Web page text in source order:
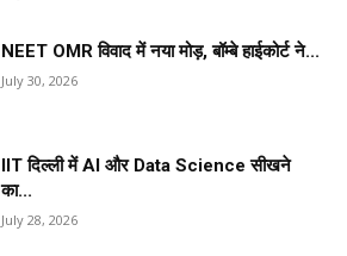
NEET OMR विवाद में नया मोड़, बॉम्बे हाईकोर्ट ने...
July 30, 2026
IIT दिल्ली में AI और Data Science सीखने
का...
July 28, 2026